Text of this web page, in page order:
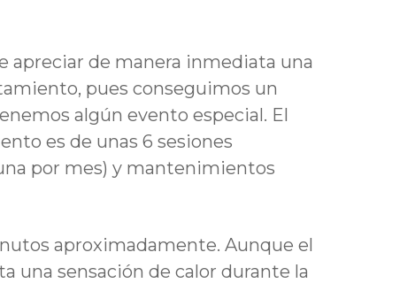
apreciar de manera inmediata una
pues conseguimos un
algún evento especial. El
es de unas 6 sesiones
por mes) y mantenimientos
aproximadamente. Aunque el
una sensación de calor durante la